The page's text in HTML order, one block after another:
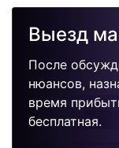
поломок.
Выезд
После
нюансов,
время
бесплатная.